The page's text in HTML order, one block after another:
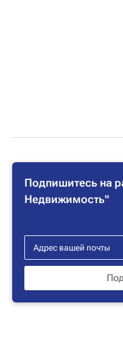
Подпишитесь на
Недвижимость"